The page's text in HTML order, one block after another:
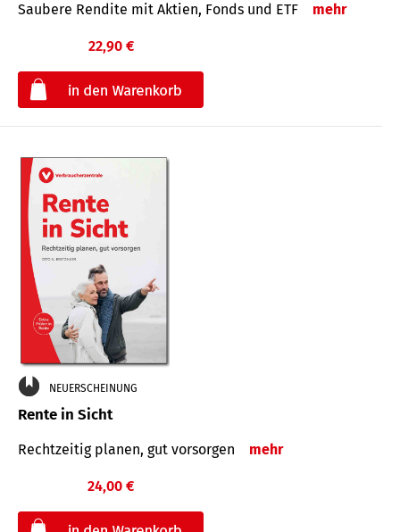
Saubere Rendite mit Aktien, Fonds und ETF mehr
22,90 €
NEUERSCHEINUNG
Rente in Sicht
Rechtzeitig planen, gut vorsorgen mehr
24,00 €